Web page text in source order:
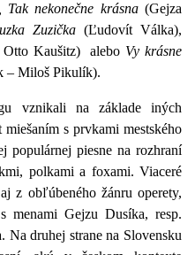
nekonečne krásna(Gejza
Zuzička (Ľudovít Válka),
Kaušitz) alebo Vy krásne
– Miloš Pikulík).
vznikali na základe iných
s prvkami mestského
populárnej piesne na rozhraní
polkami a foxami. Viaceré
z obľúbeného žánru operety,
menami Gejzu Dusíka, resp.
Na druhej strane na Slovensku